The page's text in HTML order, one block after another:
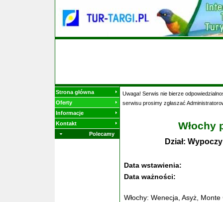
Strona główna
Oferty
Informacje
Kontakt
Polecamy
Uwaga! Serwis nie bierze
serwisu prosimy zgłaszać
Włochy
Dział:
Data wstawienia:
Data ważności:
Włochy: Wenecja, Asyż,